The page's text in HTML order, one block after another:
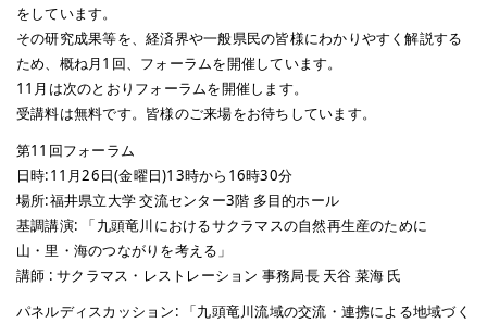
をしています。
その研究成果等を、経済界や一般県民の皆様にわかりやすく解説する
ため、概ね月1回、フォーラムを開催しています。
11月は次のとおりフォーラムを開催します。
受講料は無料です。皆様のご来場をお待ちしています。
第11回フォーラム
日時:11月26日(金曜日)13時から16時30分
場所:福井県立大学 交流センター3階 多目的ホール
基調講演: 「九頭竜川におけるサクラマスの自然再生産のために
山・里・海のつながりを考える」
講師 : サクラマス・レストレーション 事務局長 天谷 菜海 氏
パネルディスカッション: 「九頭竜川流域の交流・連携による地域づく